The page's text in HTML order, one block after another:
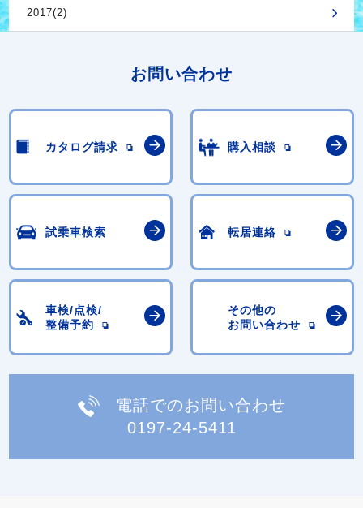
2017(2)
お問い合わせ
カタログ請求 購入相談
試乗車検索 転居連絡
車検/点検/
整備予約
その他の
お問い合わせ
電話でのお問い合わせ
0197-24-5411